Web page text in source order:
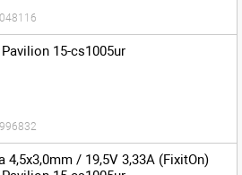
048116
15-cs1005ur
996832
4,5x3,0mm / 19,5V 3,33A (FixitOn)